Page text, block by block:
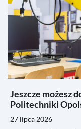
Jeszcze możesz
Politechniki
27 lipca 2026